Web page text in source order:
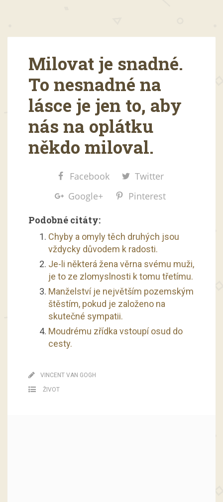
Milovat je snadné.
To nesnadné na
lásce je jen to, aby
nás na oplátku
někdo miloval.
Facebook
Twitter
Google+
Pinterest
Podobné citáty:
Chyby a omyly těch druhých jsou
vždycky důvodem k radosti.
Je-li některá žena věrna svému muži,
je to ze zlomyslnosti k tomu třetímu.
Manželství je největším pozemským
štěstím, pokud je založeno na
skutečné sympatii.
Moudrému zřídka vstoupí osud do
cesty.
VINCENT VAN GOGH
ŽIVOT